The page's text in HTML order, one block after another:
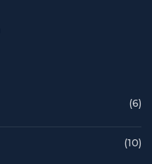
(6)
(10)